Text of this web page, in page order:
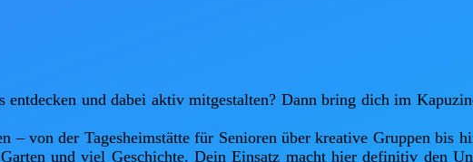
entdecken und dabei aktiv mitgestalten? Dann bring dich im
– von der Tagesheimstätte für Senioren über kreative Gruppen
und viel Geschichte. Dein Einsatz macht hier definitiv den